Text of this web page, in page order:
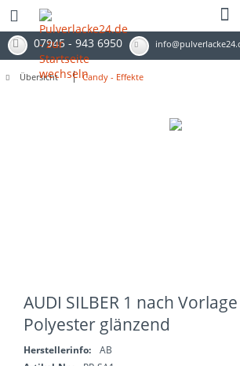
07945 - 943 6950
Übersicht Candy - Effekte
AUDI SILBER 1 nach Vorlage
Polyester glänzend
Herstellerinfo:
AB